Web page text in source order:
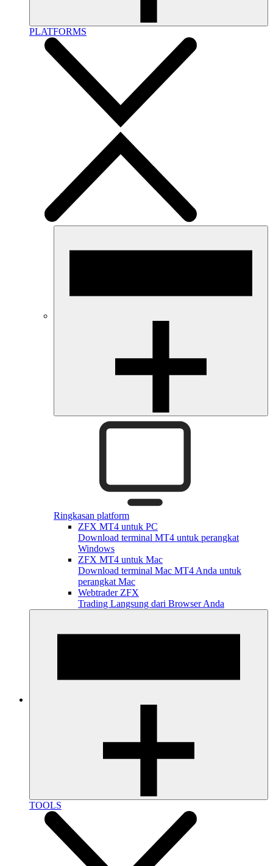
PLATFORMS
Ringkasan platform
ZFX MT4 untuk PC
Download terminal MT4 untuk perangkat
Windows
ZFX MT4 untuk Mac
Download terminal Mac MT4 Anda untuk
perangkat Mac
Webtrader ZFX
Trading Langsung dari Browser Anda
TOOLS